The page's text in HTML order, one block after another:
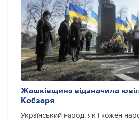
Жашківщина відзначила
Кобзаря
Український народ, як і кожен